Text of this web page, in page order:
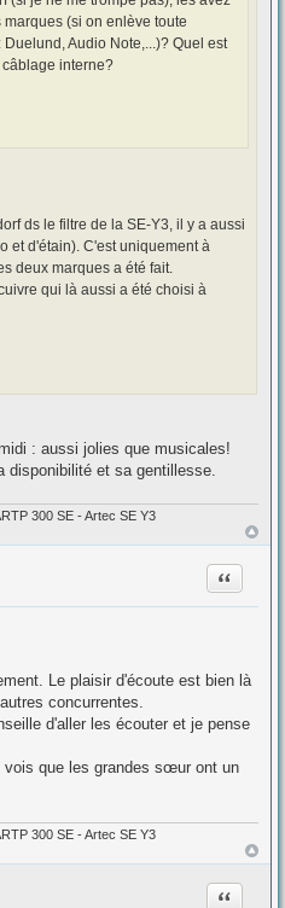
(si on enlève toute
Audio Note,...)? Quel est
interne?
ds le filtre de la SE-Y3, il y a aussi
et d'étain). C'est uniquement à
deux marques a été fait.
qui là aussi a été choisi à
: aussi jolies que musicales!
disponibilité et sa gentillesse.
300 SE - Artec SE Y3
Citation
Le plaisir d'écoute est bien là
concurrentes.
d'aller les écouter et je pense
vois que les grandes sœur ont un
300 SE - Artec SE Y3
Citation